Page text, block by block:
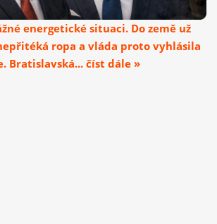
energetické situaci. Do země už
ropa a vláda proto vyhlásila
Bratislavská... číst dále »